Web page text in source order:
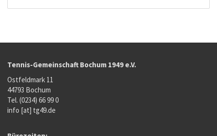
Tennis-Gemeinschaft Bochum 1949 e.V.
Ostfeldmark 11
44793 Bochum
Tel. (0234) 66 99 0
info [at] tg49.de